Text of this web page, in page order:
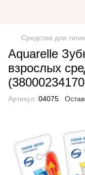
Средства для
Aquarelle
взрослых
Артикул: 04075